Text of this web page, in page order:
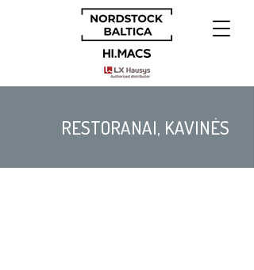
RESTORANAI, KAVINĖS